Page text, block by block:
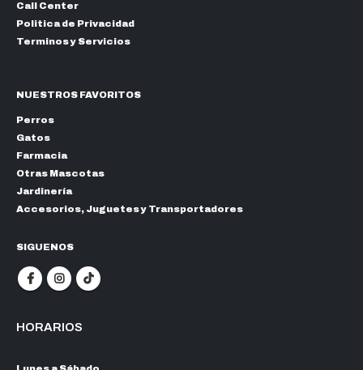
Call Center
Politica de Privacidad
Terminos y Servicios
NUESTROS FAVORITOS
Perros
Gatos
Farmacia
Otras Mascotas
Jardinería
Accesorios, Juguetes y Transportadores
SIGUENOS
HORARIOS